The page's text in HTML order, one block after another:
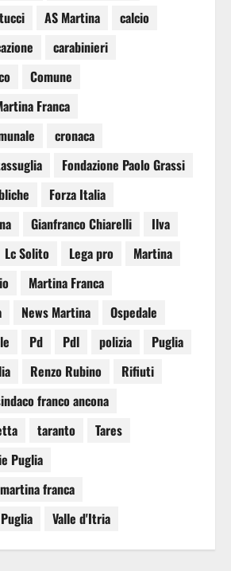
AS Martina
calcio
carabinieri
Comune
Franca
cronaca
Fondazione Paolo Grassi
Forza Italia
Gianfranco Chiarelli
Ilva
Lc Solito Lega pro
Martina
Martina Franca
News Martina
Ospedale
Pd Pdl polizia
Puglia
Renzo Rubino
Rifiuti
franco ancona
taranto
Tares
Puglia
franca
Valle d'Itria